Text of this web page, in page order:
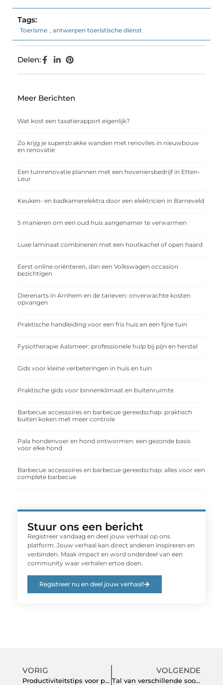
Tags:
Toerisme , antwerpen toeristische dienst
Delen:
Meer Berichten
Wat kost een taxatierapport eigenlijk?
Zo krijg je superstrakke wanden met renovlies in nieuwbouw
en renovatie
Een tuinrenovatie plannen met een hoveniersbedrijf in Etten-
Leur
Keuken- en badkamerelektra door een elektricien in Barneveld
5 manieren om een oud huis aangenamer te verwarmen
Luxe laminaat combineren met een houtkachel of open haard
Eerst online oriënteren, dan een Volkswagen occasion
bezichtigen
Dierenarts in Arnhem en de tarieven: onverwachte kosten
opvangen
Praktische handleiding voor een fris huis en een fijne tuin
Fysiotherapie Aalsmeer: professionele hulp bij pijn en herstel
Gids voor kleine verbeteringen in huis en tuin
Praktische gids voor binnenklimaat en buitenruimte
Barbecue accessoires en barbecue gereedschap: praktisch
buiten koken met meer controle
Pala hondenvoer en hond ontwormen: een gezonde basis
voor elke hond
Barbecue accessoires en barbecue gereedschap: alles voor een
complete barbecue
Stuur ons een bericht
Registreer vandaag en deel jouw verhaal op ons
platform. Jouw verhaal kan direct anderen inspireren en
verbinden. Maak impact en word onderdeel van een
community waar verhalen ertoe doen.
Registreer nu en deel jouw verhaal!
VORIG
Productiviteitstips voor programmeurs
VOLGENDE
Tal van verschillende soorten inhalatiebehandeling